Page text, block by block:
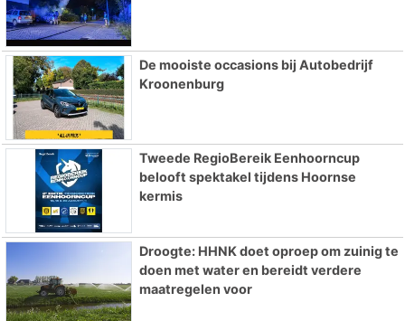
De mooiste occasions bij Autobedrijf
Kroonenburg
Tweede RegioBereik Eenhoorncup
belooft spektakel tijdens Hoornse
kermis
Droogte: HHNK doet oproep om zuinig te
doen met water en bereidt verdere
maatregelen voor